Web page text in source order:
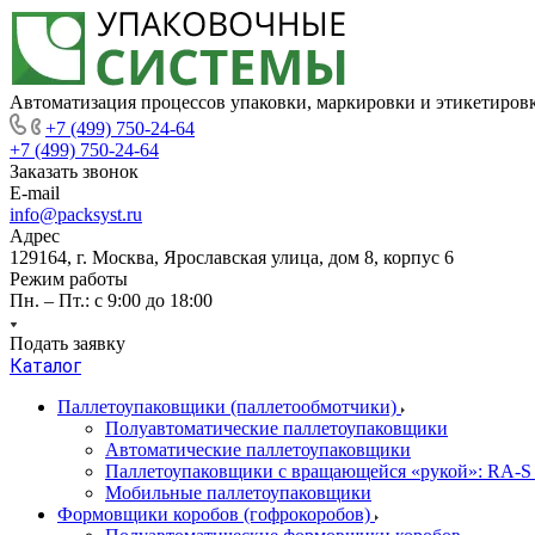
Автоматизация процессов упаковки, маркировки и
+7 (499) 750-24-64
+7 (499) 750-24-64
Заказать звонок
E-mail
info@packsyst.ru
Адрес
129164, г. Москва, Ярославская улица, дом 8, корпус 6
Режим работы
Пн. – Пт.: с 9:00 до 18:00
Подать заявку
Каталог
Паллетоупаковщики (паллетообмотчики)
Полуавтоматические паллетоупаковщики
Автоматические паллетоупаковщики
Паллетоупаковщики с вращающейся «рукой»: RA-
Мобильные паллетоупаковщики
Формовщики коробов (гофрокоробов)